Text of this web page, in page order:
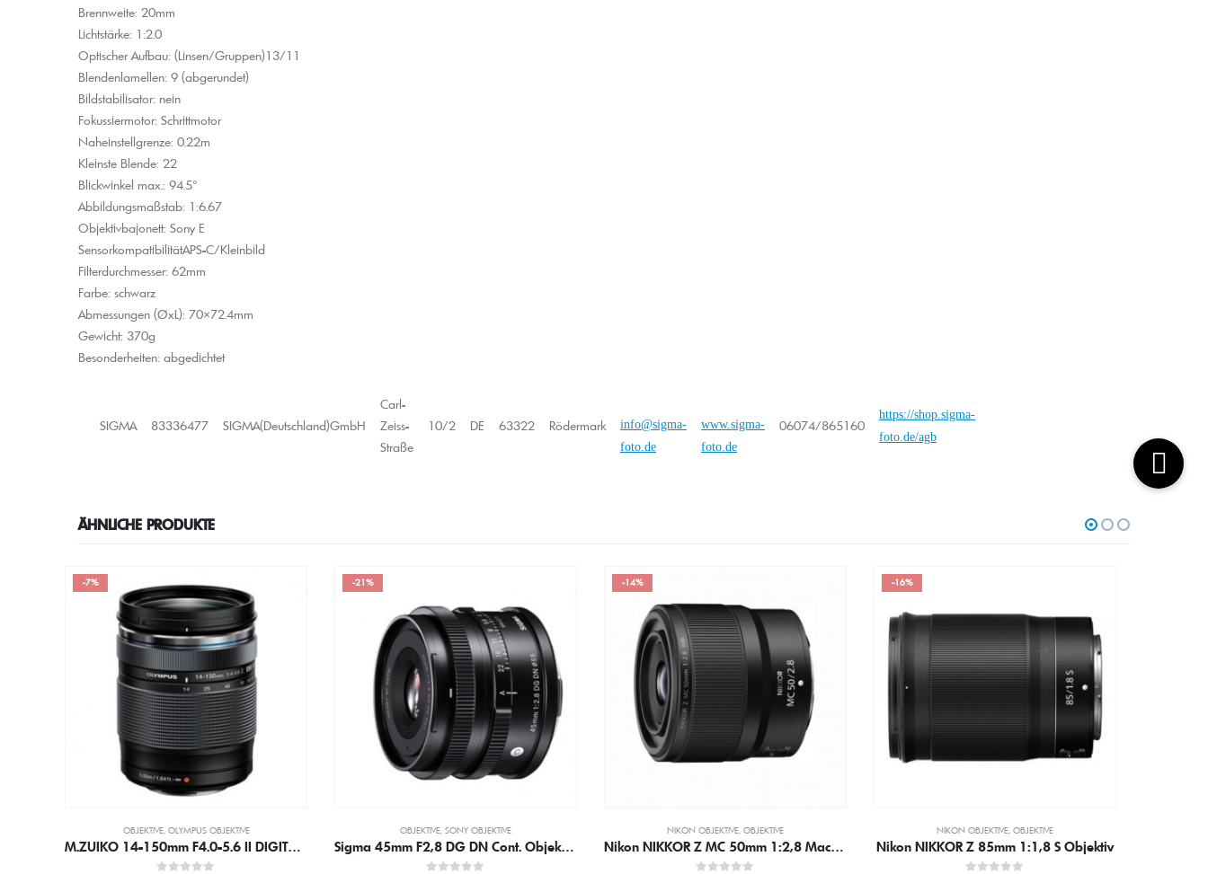
Brennweite: 20mm
Lichtstärke: 1:2.0
Optischer Aufbau: (Linsen/Gruppen)13/​11
Blendenlamellen: 9 (abgerundet)
Bildstabilisator: nein
Fokussiermotor: Schrittmotor
Naheinstellgrenze: 0.22m
Kleinste Blende: 22
Blickwinkel max.: 94.5°
Abbildungsmaßstab: 1:6.67
Objektivbajonett: Sony E
SensorkompatibilitätAPS-C/​Kleinbild
Filterdurchmesser: 62mm
Farbe: schwarz
Abmessungen (ØxL): 70×72.4mm
Gewicht: 370g
Besonderheiten: abgedichtet
SIGMA 83336477 SIGMA(Deutschland)GmbH
Carl-
Zeiss-
Straße
10/2 DE 63322 Rödermark
info@sigma-
foto.de
www.sigma-
foto.de
06074/865160
https://shop.sigma-
foto.de/agb
ÄHNLICHE PRODUKTE
-21%
OBJEKTIVE,SONY OBJEKTIVE
-14%
NIKON OBJEKTIVE,OBJEKTIVE
-16%
NIKON OBJEKTIVE,OBJEKTIVE
Nikon NIKKOR Z 85mm 1:1,8 S Objektiv
-7%
OBJEKTIVE,OLYMPUS OBJEKTIVE